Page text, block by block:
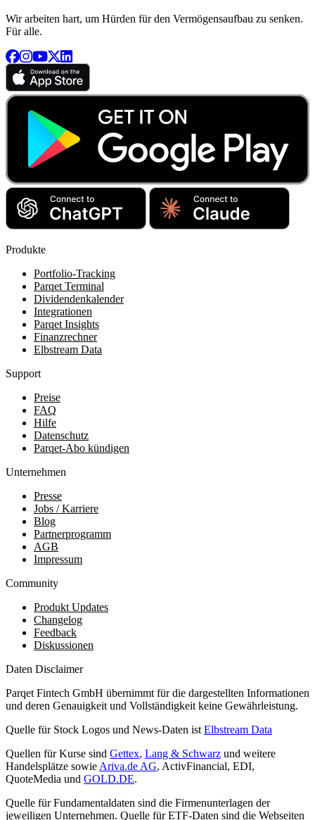
Wir arbeiten hart, um Hürden für den Vermögensaufbau zu senken.
Für alle.
Produkte
Portfolio-Tracking
Parqet Terminal
Dividendenkalender
Integrationen
Parqet Insights
Finanzrechner
Elbstream Data
Support
Preise
FAQ
Hilfe
Datenschutz
Parqet-Abo kündigen
Unternehmen
Presse
Jobs / Karriere
Blog
Partnerprogramm
AGB
Impressum
Community
Produkt Updates
Changelog
Feedback
Diskussionen
Daten Disclaimer
Parqet Fintech GmbH übernimmt für die dargestellten Informationen
und deren Genauigkeit und Vollständigkeit keine Gewährleistung.
Quelle für Stock Logos und News-Daten ist Elbstream Data
Quellen für Kurse sind Gettex, Lang & Schwarz und weitere
Handelsplätze sowie Ariva.de AG, ActivFinancial, EDI,
QuoteMedia und GOLD.DE.
Quelle für Fundamentaldaten sind die Firmenunterlagen der
jeweiligen Unternehmen. Quelle für ETF-Daten sind die Webseiten